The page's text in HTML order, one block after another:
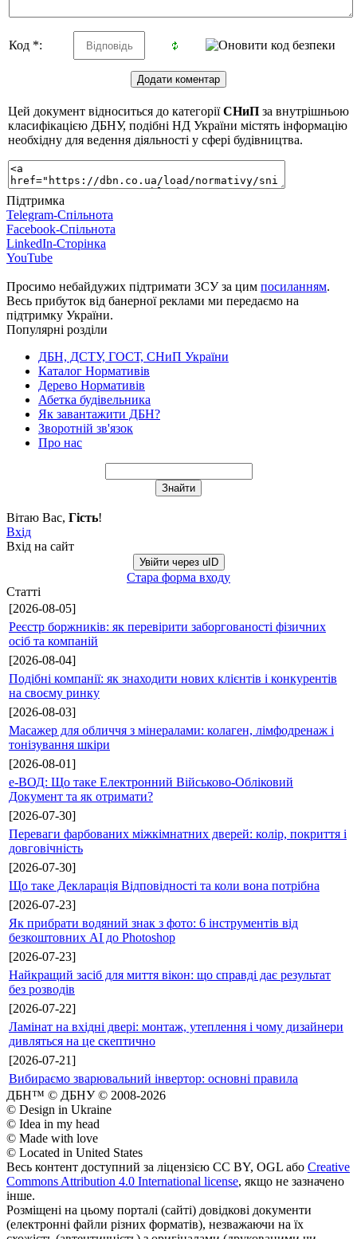
Код *:
Цей документ відноситься до категоріїСНиП за внутрішньою
класифікацією ДБНУ, подібні НД України містять інформацію
необхідну для ведення діяльності у сфері будівництва.
Підтримка
Telegram-Спільнота
Facebook-Спільнота
LinkedIn-Сторінка
YouTube
Просимо небайдужих підтримати ЗСУ за цим посиланням.
Весь прибуток від банерної реклами ми передаємо на
підтримку України.
Популярні розділи
ДБН, ДСТУ, ГОСТ, СНиП України
Каталог Нормативів
Дерево Нормативів
Абетка будівельника
Як завантажити ДБН?
Зворотній зв'язок
Про нас
Вітаю Вас, Гість!
Вхід
Вхід на сайт
Увійти через uID
Стара форма входу
Статті
[2026-08-05]
Реєстр боржників: як перевірити заборгованості фізичних
осіб та компаній
[2026-08-04]
Подібні компанії: як знаходити нових клієнтів і конкурентів
на своєму ринку
[2026-08-03]
Масажер для обличчя з мінералами: колаген, лімфодренаж і
тонізування шкіри
[2026-08-01]
е-ВОД: Що таке Електронний Військово-Обліковий
Документ та як отримати?
[2026-07-30]
Переваги фарбованих міжкімнатних дверей: колір, покриття і
довговічність
[2026-07-30]
Що таке Декларація Відповідності та коли вона потрібна
[2026-07-23]
Як прибрати водяний знак з фото: 6 інструментів від
безкоштовних AI до Photoshop
[2026-07-23]
Найкращий засіб для миття вікон: що справді дає результат
без розводів
[2026-07-22]
Ламінат на вхідні двері: монтаж, утеплення і чому дизайнери
дивляться на це скептично
[2026-07-21]
Вибираємо зварювальний інвертор: основні правила
ДБН™ © ДБНУ © 2008-2026
© Design in Ukraine
© Idea in my head
© Made with love
© Located in United States
Весь контент доступний за ліцензією CC BY, OGL або Creative
Commons Attribution 4.0 International license, якщо не зазначено
інше.
Розміщені на цьому порталі (сайті) довідкові документи
(електронні файли різних форматів), незважаючи на їх